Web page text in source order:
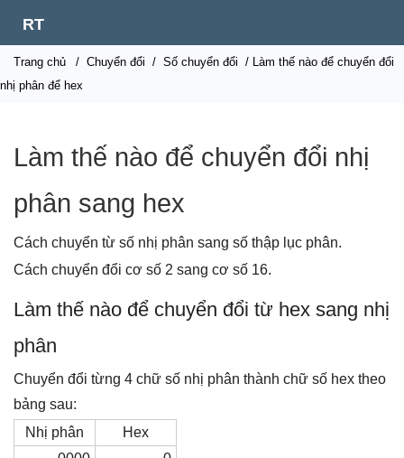
RT
Trang chủ / Chuyển đổi / Số chuyển đổi / Làm thế nào để chuyển đổi
nhị phân để hex
Làm thế nào để chuyển đổi nhị
phân sang hex
Cách chuyển từ số nhị phân sang số thập lục phân.
Cách chuyển đổi cơ số 2 sang cơ số 16.
Làm thế nào để chuyển đổi từ hex sang nhị
phân
Chuyển đổi từng 4 chữ số nhị phân thành chữ số hex theo
bảng sau:
Nhị phân
Hex